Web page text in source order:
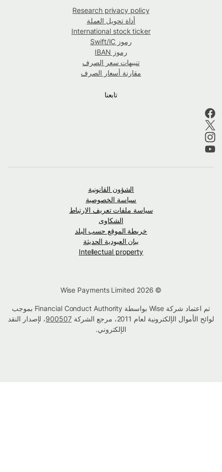
Research privacy policy
أداة تحويل العملة
International stock ticker
رموز Swift/IC
رموز IBAN
تنبيهات سعر الصرف
مقارنة أسعار الصرف
تابعنا
الشؤون القانونية
سياسة الخصوصية
سياسة ملفات تعريف الارتباط
الشكاوى
خريطة الموقع حسب البلد
بيان العبودية الحديثة
Intellectual property
تم اعتماد شركة Wise بواسطة Financial Conduct Authority بموجب
لوائح الأموال الإلكترونية لعام 2011، مرجع الشركة
900507، لإصدار النقد
الإلكتروني.